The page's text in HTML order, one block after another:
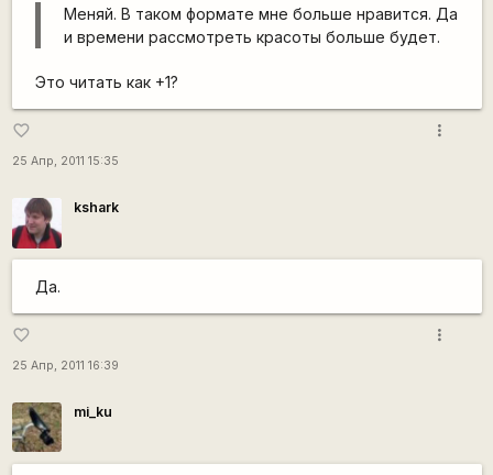
Меняй. В таком формате мне больше нравится. Да
и времени рассмотреть красоты больше будет.
Это читать как +1?
favorite_border
25 Апр, 2011 15:35
more_vert
kshark
Да.
favorite_border
25 Апр, 2011 16:39
more_vert
mi_ku